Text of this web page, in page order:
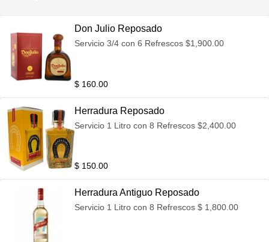
Don Julio Reposado
Servicio 3/4 con 6 Refrescos $1,900.00
$ 160.00
Herradura Reposado
Servicio 1 Litro con 8 Refrescos $2,400.00
$ 150.00
Herradura Antiguo Reposado
Servicio 1 Litro con 8 Refrescos $ 1,800.00